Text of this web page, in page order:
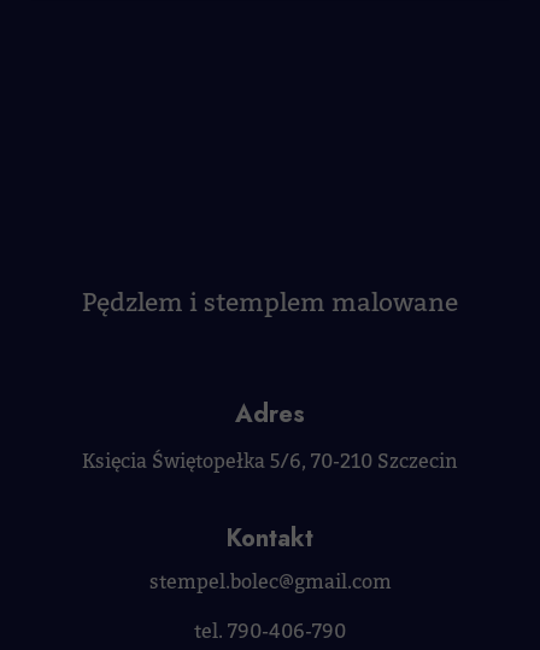
Adres
stempel.bolec@gmail.com
tel. 790-406-790
Pędzlem i stemplem malowane
Księcia Świętopełka 5/6, 70-210 Szczecin
Kontakt